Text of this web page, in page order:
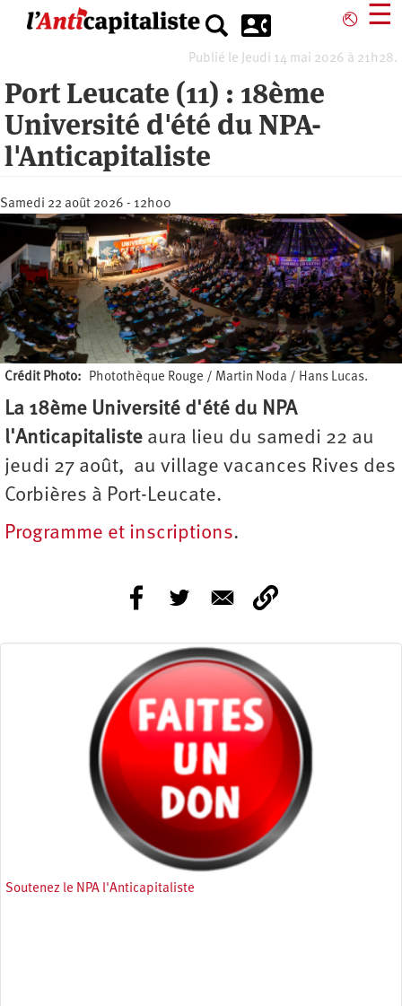
⎋ ☰
Publié le Jeudi 14 mai 2026 à 21h28.
Port Leucate (11) : 18ème
Université d'été du NPA-
l'Anticapitaliste
Samedi 22 août 2026 - 12h00
Crédit Photo Photothèque Rouge / Martin Noda / Hans Lucas.
La 18ème Université d'été du NPA
l'Anticapitaliste aura lieu du samedi 22 au
jeudi 27 août, au village vacances Rives des
Corbières à Port-Leucate.
Programme et inscriptions.
Soutenez le NPA l'Anticapitaliste